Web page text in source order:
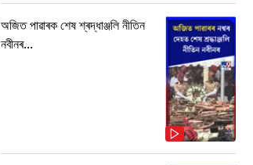
অজিত পাৱাৰক শেষ শ্ৰদ্ধাঞ্জলি নীতিন
নবীনৰ...